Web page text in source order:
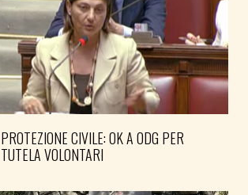
PROTEZIONE CIVILE: OK A ODG PER
TUTELA VOLONTARI